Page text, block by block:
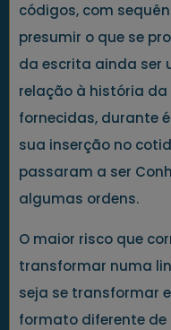
códigos, com
presumir o que se
da escrita ainda ser
relação à história
fornecidas, durante
sua inserção no
passaram a ser
algumas ordens.
O maior risco que
transformar numa
seja se transformar
formato diferente